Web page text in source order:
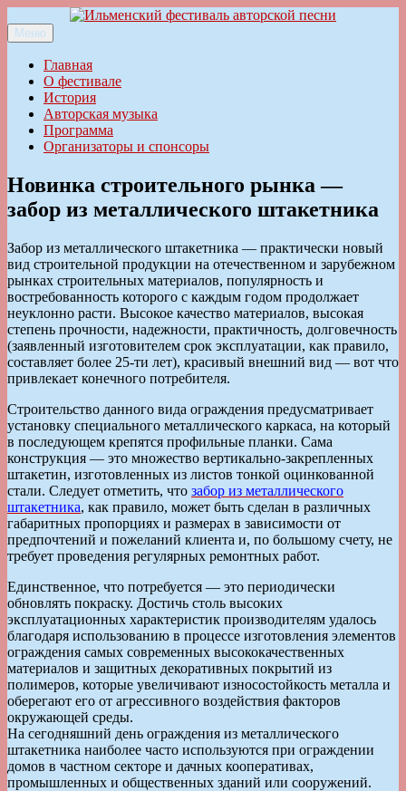
к
содержимому
Ильменский фестиваль авторской песни
Меню
Главная
О фестивале
История
Авторская музыка
Программа
Организаторы и спонсоры
Новинка строительного рынка —
забор из металлического штакетника
Забор из металлического штакетника — практически новый
вид строительной продукции на отечественном и зарубежном
рынках строительных материалов, популярность и
востребованность которого с каждым годом продолжает
неуклонно расти. Высокое качество материалов, высокая
степень прочности, надежности, практичность, долговечность
(заявленный изготовителем срок эксплуатации, как правило,
составляет более 25-ти лет), красивый внешний вид — вот что
привлекает конечного потребителя.
Строительство данного вида ограждения предусматривает
установку специального металлического каркаса, на который
в последующем крепятся профильные планки. Сама
конструкция — это множество вертикально-закрепленных
штакетин, изготовленных из листов тонкой оцинкованной
стали. Следует отметить, что забор из металлического
штакетника, как правило, может быть сделан в различных
габаритных пропорциях и размерах в зависимости от
предпочтений и пожеланий клиента и, по большому счету, не
требует проведения регулярных ремонтных работ.
Единственное, что потребуется — это периодически
обновлять покраску. Достичь столь высоких
эксплуатационных характеристик производителям удалось
благодаря использованию в процессе изготовления элементов
ограждения самых современных высококачественных
материалов и защитных декоративных покрытий из
полимеров, которые увеличивают износостойкость металла и
оберегают его от агрессивного воздействия факторов
окружающей среды.
На сегодняшний день ограждения из металлического
штакетника наиболее часто используются при ограждении
домов в частном секторе и дачных кооперативах,
промышленных и общественных зданий или сооружений.